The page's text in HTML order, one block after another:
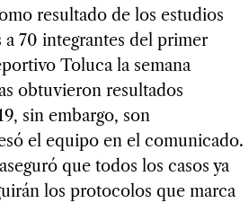
resultado de los estudios
70 integrantes del primer
Toluca la semana
obtuvieron resultados
sin embargo, son
el equipo en el comunicado.
que todos los casos ya
los protocolos que marca